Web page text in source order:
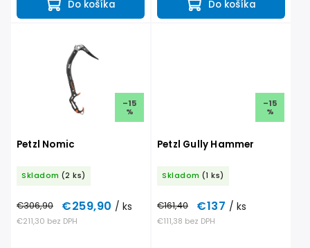
Do košíka Do košíka
–15
%
Petzl Nomic
Skladom (2 ks)
€211,30 bez DPH
€306,90 €259,90 / ks
–15
%
Petzl Gully Hammer
Skladom (1 ks)
€111,38 bez DPH
€161,40 €137 / ks